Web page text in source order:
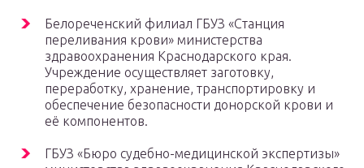
Белореченский филиал ГБУЗ «Станция
переливания крови» министерства
здравоохранения Краснодарского края.
Учреждение осуществляет заготовку,
переработку, хранение, транспортировку и
обеспечение безопасности донорской крови и
её компонентов.
ГБУЗ «Бюро судебно-медицинской экспертизы»